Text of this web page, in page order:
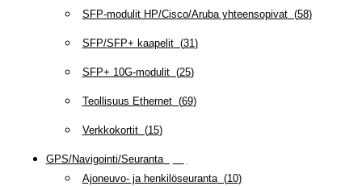
SFP-modulit HP/Cisco/Aruba yhteensopivat(58)
SFP/SFP+ kaapelit(31)
SFP+ 10G-modulit(25)
Teollisuus Ethernet(69)
Verkkokortit(15)
GPS/Navigointi/Seuranta(
Ajoneuvo- ja henkilöseuranta(10)